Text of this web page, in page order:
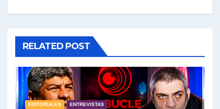
RELATED POST
EDITORIALES ENTREVISTAS